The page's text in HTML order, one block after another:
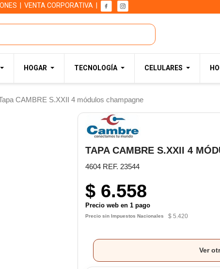
VENTA CORPORATIVA
HOGAR TECNOLOGÍA CELULARES
CAMBRE S.XXII 4 módulos champagne
TAPA CAMBRE S.XXII 4
4604 REF. 23544
$ 6.558
Precio web en 1 pago
Precio sin Impuestos Nacionales $ 5.420
Ver